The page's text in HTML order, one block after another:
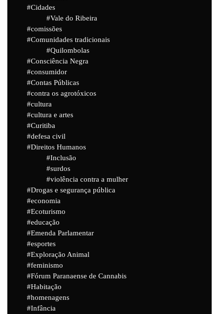
Cidades
Vale do Ribeira
comissões
Comunidades tradicionais
Quilombolas
Consciência Negra
consumidor
Contas Públicas
contra os agrotóxicos
cultura
cultura e artes
Curitiba
defesa civil
Direitos Humanos
Inclusão
surdos
violência contra a mulher
Drogas e segurança pública
economia
Ecoturismo
educação
Emenda Parlamentar
esportes
Exploração Animal
feminismo
Fórum Paranaense de Cannabis
Habitação
homenagens
Infância